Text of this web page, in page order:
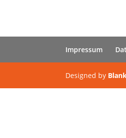
Impressum
Designed by